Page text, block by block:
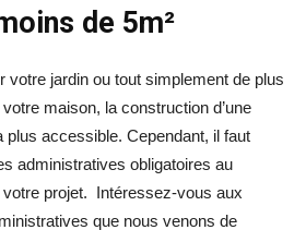
de 5m²
votre jardin ou tout simplement de plus
maison, la construction d’une
plus accessible. Cependant, il faut
administratives obligatoires au
projet. Intéressez-vous aux
que nous venons de